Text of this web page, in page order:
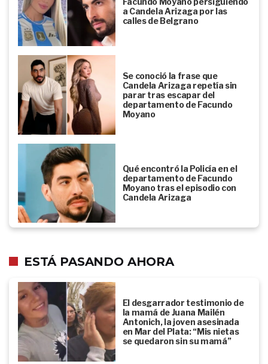
a Candela Arizaga por las
calles de Belgrano
Se conoció la frase que
Candela Arizaga repetía sin
parar tras escapar del
departamento de Facundo
Moyano
Qué encontró la Policía en el
departamento de Facundo
Moyano tras el episodio con
Candela Arizaga
ESTÁ PASANDO AHORA
El desgarrador testimonio de
la mamá de Juana Mailén
Antonich, la joven asesinada
en Mar del Plata: “Mis nietas
se quedaron sin su mamá”